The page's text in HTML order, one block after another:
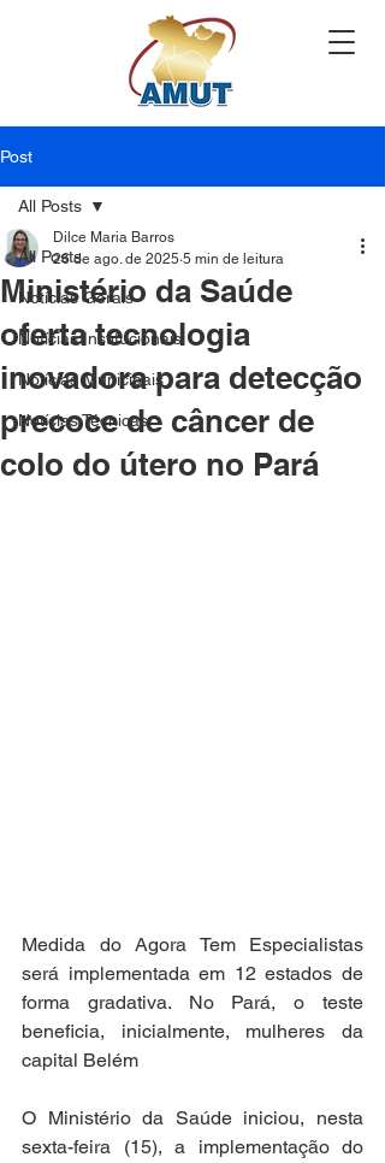
Post
All Posts
Notícias Gerais
Notícias Institucionais
Notícias Municipais
Notícias Técnicas
All Posts
Ministério da Saúde
oferta tecnologia
inovadora para detecção
precoce de câncer de
colo do útero no Pará
Dilce Maria Barros
26 de ago. de 2025 5 min de leitura
Medida do Agora Tem Especialistas
será implementada em 12 estados de
forma gradativa. No Pará, o teste
beneficia, inicialmente, mulheres da
capital Belém
O Ministério da Saúde iniciou, nesta
sexta-feira (15), a implementação do